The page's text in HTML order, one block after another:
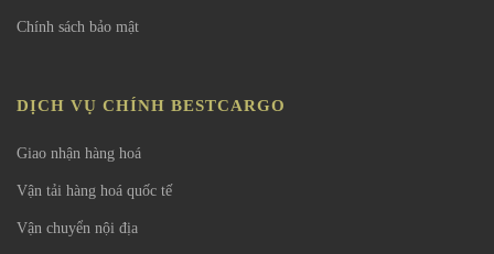
Chính sách bảo mật
DỊCH VỤ CHÍNH BESTCARGO
Giao nhận hàng hoá
Vận tải hàng hoá quốc tế
Vận chuyển nội địa